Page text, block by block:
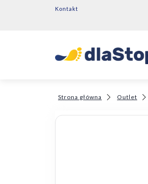
Kontakt
Strona główna Outlet